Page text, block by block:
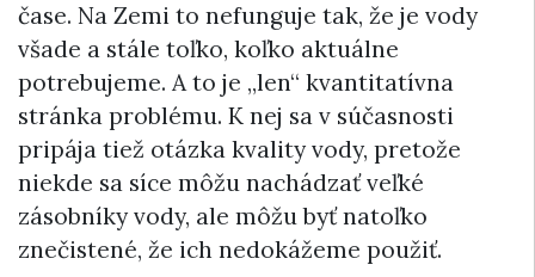
čase. Na Zemi to nefunguje tak, že je vody
všade a stále toľko, koľko aktuálne
potrebujeme. A to je „len“ kvantitatívna
stránka problému. K nej sa v súčasnosti
pripája tiež otázka kvality vody, pretože
niekde sa síce môžu nachádzať veľké
zásobníky vody, ale môžu byť natoľko
znečistené, že ich nedokážeme použiť.